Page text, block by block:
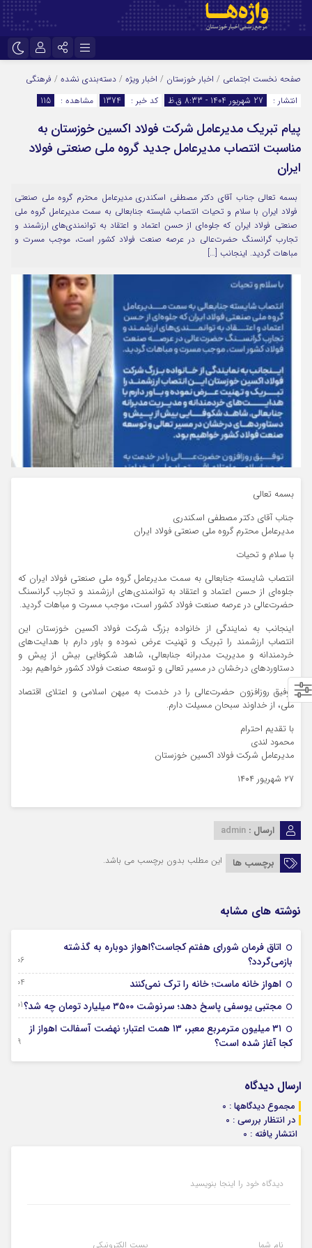
اینستاگرام
تلگرام
سروش
ایتا
آپارات
اپلیکیشن رمز عبور
صفحه نخست اجتماعی / اخبار خوزستان / اخبار ویژه / دسته‌بندی نشده / فرهنگی
انتشار :
27 شهریور 1404 - 8:33 ق.ظ کد خبر : 1374 مشاهده : 115
پیام تبریک مدیرعامل شرکت فولاد اکسین خوزستان به
مناسبت انتصاب مدیرعامل جدید گروه ملی صنعتی فولاد
ایران
بسمه تعالی جناب آقای دکتر مصطفی اسکندری مدیرعامل محترم گروه ملی صنعتی
فولاد ایران با سلام و تحیات انتصاب شایسته جنابعالی به سمت مدیرعامل گروه ملی
صنعتی فولاد ایران که جلوه‌ای از حسن اعتماد و اعتقاد به توانمندی‌های ارزشمند و
تجارب گرانسنگ حضرت‌عالی در عرصه صنعت فولاد کشور است، موجب مسرت و
مباهات گردید. اینجانب […]
بسمه تعالی
جناب آقای دکتر مصطفی اسکندری
مدیرعامل محترم گروه ملی صنعتی فولاد ایران
با سلام و تحیات
انتصاب شایسته جنابعالی به سمت مدیرعامل گروه ملی صنعتی فولاد ایران که
جلوه‌ای از حسن اعتماد و اعتقاد به توانمندی‌های ارزشمند و تجارب گرانسنگ
حضرت‌عالی در عرصه صنعت فولاد کشور است، موجب مسرت و مباهات گردید.
اینجانب به نمایندگی از خانواده بزرگ شرکت فولاد اکسین خوزستان این
انتصاب ارزشمند را تبریک و تهنیت عرض نموده و باور دارم با هدایت‌های
خردمندانه و مدیریت مدبرانه جنابعالی، شاهد شکوفایی بیش از پیش و
دستاوردهای درخشان در مسیر تعالی و توسعه صنعت فولاد کشور خواهیم بود.
توفیق روزافزون حضرت‌عالی را در خدمت به میهن اسلامی و اعتلای اقتصاد
ملی، از خداوند سبحان مسیلت دارم.
با تقدیم احترام
محمود لندی
مدیرعامل شرکت فولاد اکسین خوزستان
۲۷ شهریور ۱۴۰۴
ارسال : admin
برچسب ها این مطلب بدون برچسب می باشد.
نوشته های مشابه
اتاق فرمان شورای هفتم کجاست؟اهواز دوباره به گذشته
بازمی‌گردد؟
06 آگوست 2026
اهواز خانه ماست؛ خانه را ترک نمی‌کنند 04 آگوست 2026
مجتبی یوسفی پاسخ دهد؛ سرنوشت ۳۵۰۰ میلیارد تومان چه شد؟ 01 آگوست 2026
۳۱ میلیون مترمربع معبر، ۱۳ همت اعتبار؛ نهضت آسفالت اهواز از
کجا آغاز شده است؟
29 جولای 2026
ارسال دیدگاه
مجموع دیدگاهها : 0
در انتظار بررسی : 0
انتشار یافته : 0
دیدگاه خود را اینجا بنویسید
نام شما پست الکترونیکی